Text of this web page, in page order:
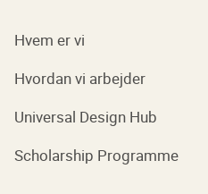
Hvem er vi
Hvordan vi arbejder
Universal Design Hub
Scholarship Programme